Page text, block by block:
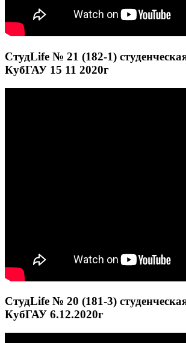
СтудLife № 21 (182-1)
КубГАУ 15 11 2020г
СтудLife № 20 (181-3)
КубГАУ 6.12.2020г